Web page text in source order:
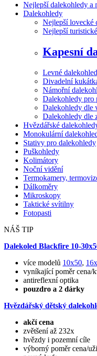
Nejlepší dalekohledy a
Dalekohledy
Nejlepší lovecké
Nejlepší
Kapesní
Levné
Divadelní
Námořní
Dalekohledy pro
Dalekohledy dle
Dalekohledy dle
Hvězdářské
Monokulární
Stativy pro dalekohledy
Puškohledy
Kolimátory
Noční vidění
Termokamery,
Dálkoměry
Mikroskopy
Taktické svítilny
Fotopasti
NÁŠ TIP
Dalekoled Blackfire 10-
více modelů 10x50,
vyníkající poměr cena/
antireflexní optika
pouzdro a 2 dárky
Hvězdářský dětský
akčí cena
zvětšení až 232x
hvězdy i pozemní cíle
výborný poměr cena/